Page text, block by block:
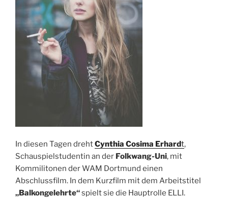
In diesen Tagen drehtCynthia Cosima Erhardt,
Schauspielstudentin an der Folkwang-Uni, mit
Kommilitonen der WAM Dortmund einen
Abschlussfilm. In dem Kurzfilm mit dem Arbeitstitel
„Balkongelehrte“spielt sie die Hauptrolle ELLI.